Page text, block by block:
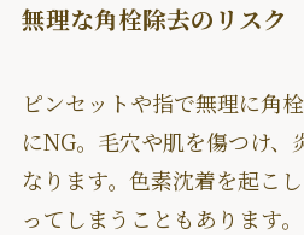
無理な角栓除去のリスク
ピンセットや指で無理に角
にNG。毛穴や肌を傷つけ、
なります。色素沈着を起こ
ってしまうこともあります。